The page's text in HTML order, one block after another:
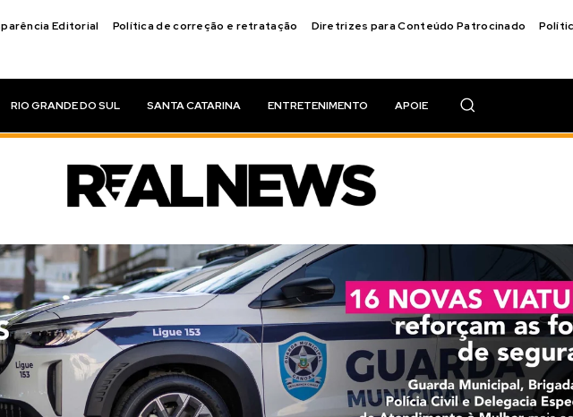
Editorial Política de correção e retratação Diretrizes para Conteúdo Patrocinado
RIO GRANDE DO SUL SANTA CATARINA ENTRETENIMENTO APOIE